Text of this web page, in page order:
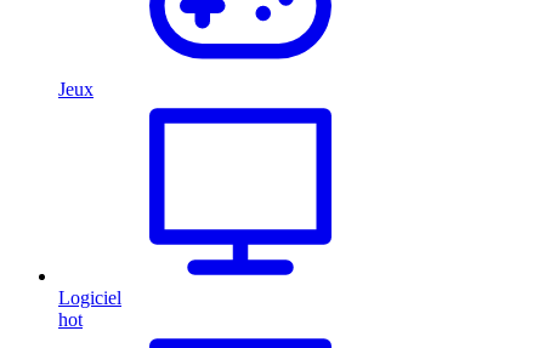
Jeux
Logiciel
hot